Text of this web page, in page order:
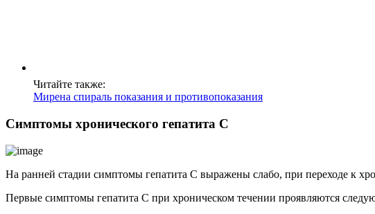
Читайте также:
Мирена спираль показания и противопоказания
Симптомы хронического гепатита С
На ранней стадии симптомы гепатита С выражены слабо, при переходе к
Первые симптомы гепатита С при хроническом течении проявляются